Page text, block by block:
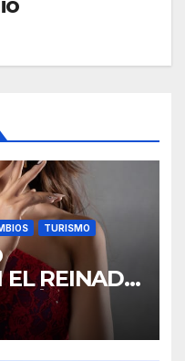
TURISMO
EL REINADO
LA
DE